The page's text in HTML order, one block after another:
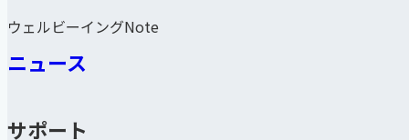
ウェルビーイングNote
ニュース
サポート